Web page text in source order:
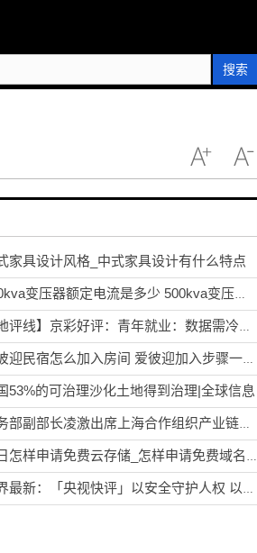
搜索
家具设计风格_中式家具设计有什么特点
500kva变压器额定电流是多少 500kva变压器额定电流
【地评线】京彩好评：青年就业：数据需冷静看，帮扶要全力干
爱彼迎民宿怎么加入房间 爱彼迎加入步骤一览_天天聚看点
53%的可治理沙化土地得到治理|全球信息
商务部副部长凌激出席上海合作组织产业链供应链论坛|即时焦点
今日怎样申请免费云存储_怎样申请免费域名!|今日讯
世界最新：「央视快评」以安全守护人权 以发展促进人权 以合作推进人权